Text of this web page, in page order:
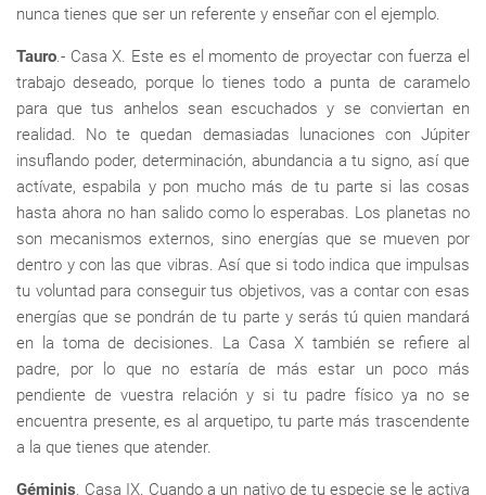
nunca tienes que ser un referente y enseñar con el ejemplo.
Tauro.- Casa X. Este es el momento de proyectar con fuerza el
trabajo deseado, porque lo tienes todo a punta de caramelo
para que tus anhelos sean escuchados y se conviertan en
realidad. No te quedan demasiadas lunaciones con Júpiter
insuflando poder, determinación, abundancia a tu signo, así que
actívate, espabila y pon mucho más de tu parte si las cosas
hasta ahora no han salido como lo esperabas. Los planetas no
son mecanismos externos, sino energías que se mueven por
dentro y con las que vibras. Así que si todo indica que impulsas
tu voluntad para conseguir tus objetivos, vas a contar con esas
energías que se pondrán de tu parte y serás tú quien mandará
en la toma de decisiones. La Casa X también se refiere al
padre, por lo que no estaría de más estar un poco más
pendiente de vuestra relación y si tu padre físico ya no se
encuentra presente, es al arquetipo, tu parte más trascendente
a la que tienes que atender.
Géminis. Casa IX. Cuando a un nativo de tu especie se le activa